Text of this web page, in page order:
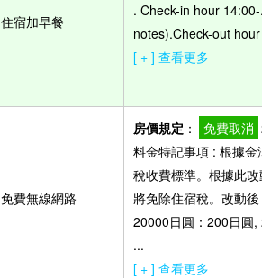
住宿加早餐
. Check-in hour
notes).Check-out
[ + ] 查看更多
免費無線網路
房價規定 ： 免費取消
料金特記事項 : 根據
稅收費標準。根據此
將免除住宿稅。改動
20000日圓：200日圓
...
[ + ] 查看更多